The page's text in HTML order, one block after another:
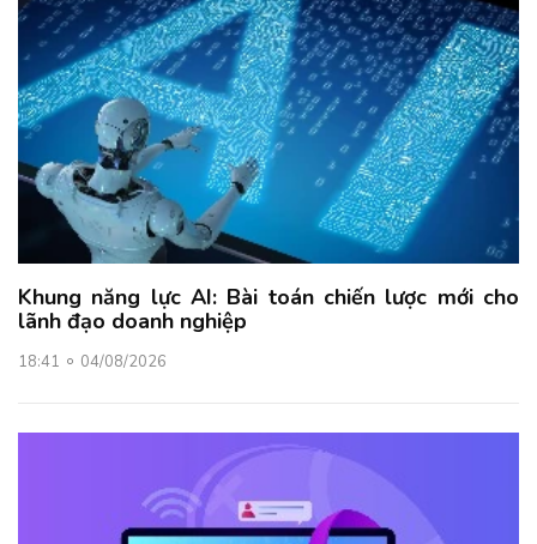
Khung năng lực AI: Bài toán chiến lược mới cho
lãnh đạo doanh nghiệp
18:41 04/08/2026